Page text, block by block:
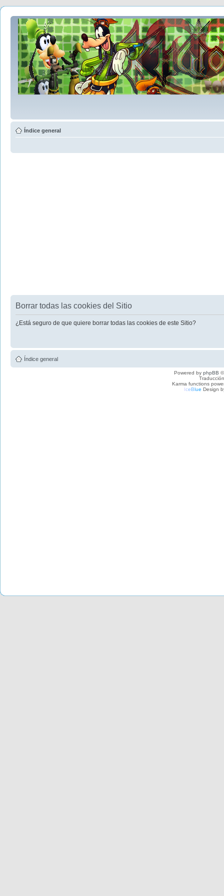
Índice general
Borrar todas las cookies del Sitio
¿Está seguro de que quiere borrar todas las cookies de este Sitio?
Índice general
Powered by phpBB
Karma functions
IceBlue Design